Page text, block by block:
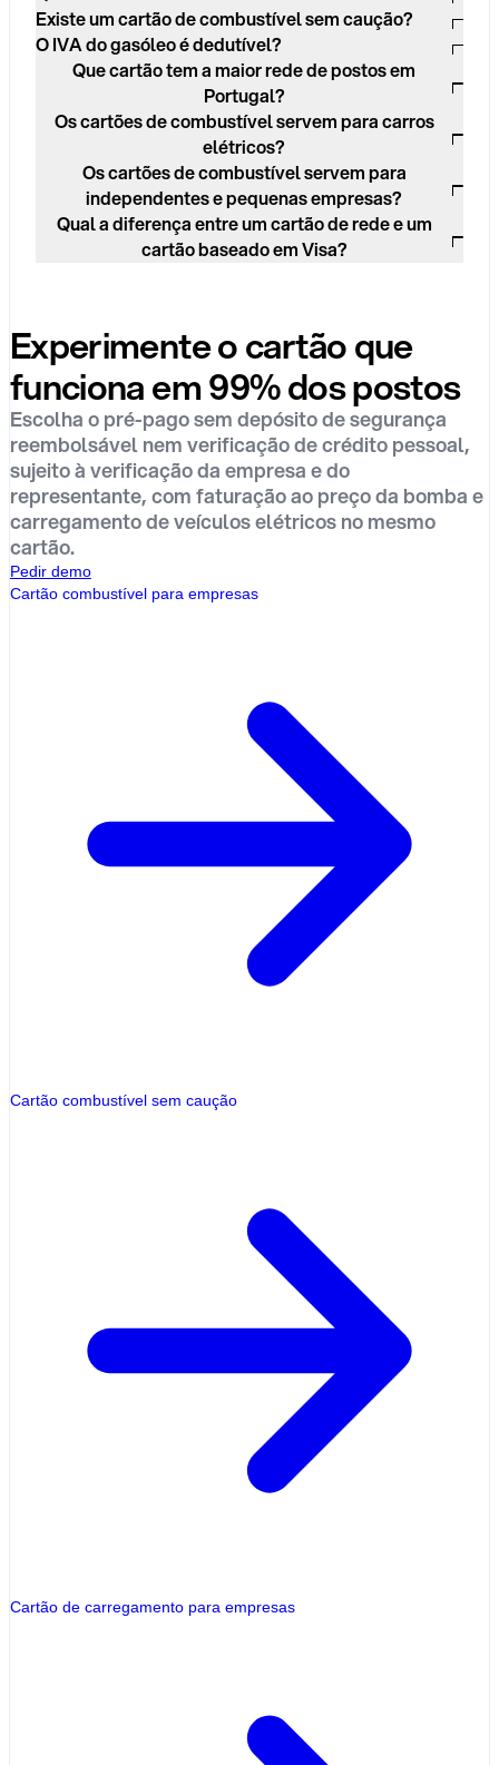
Existe um cartão de combustível sem caução?
O IVA do gasóleo é dedutível?
Que cartão tem a maior rede de postos em
Portugal?
Os cartões de combustível servem para carros
elétricos?
Os cartões de combustível servem para
independentes e pequenas empresas?
Qual a diferença entre um cartão de rede e um
cartão baseado em Visa?
Experimente o cartão que
funciona em 99% dos postos
Escolha o pré-pago sem depósito de segurança
reembolsável nem verificação de crédito pessoal,
sujeito à verificação da empresa e do
representante, com faturação ao preço da bomba e
carregamento de veículos elétricos no mesmo
cartão.
Pedir demo
Cartão combustível para empresas
Cartão combustível sem caução
Cartão de carregamento para empresas